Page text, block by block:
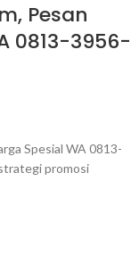
Pesan
0813-3956-
Spesial WA 0813-
promosi